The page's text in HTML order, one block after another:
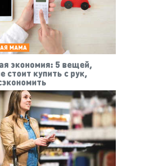
МАМА
экономия: 5 вещей,
стоит купить с рук,